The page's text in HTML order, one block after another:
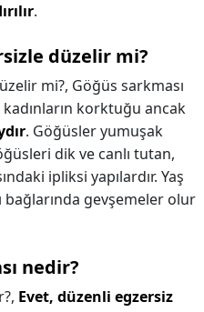
.
düzelir mi?
mi?, Göğüs sarkması
kadınların korktuğu ancak
. Göğüsler yumuşak
dik ve canlı tutan,
ipliksi yapılardır. Yaş
bağlarında gevşemeler olur
nedir?
Evet, düzenli egzersiz